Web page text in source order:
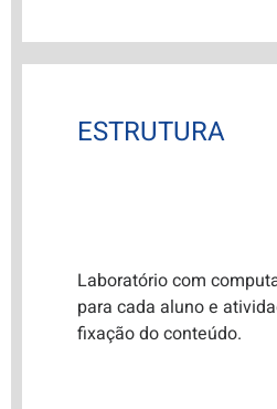
ESTRUTURA
Laboratório com
para cada aluno e
fixação do conteúdo.